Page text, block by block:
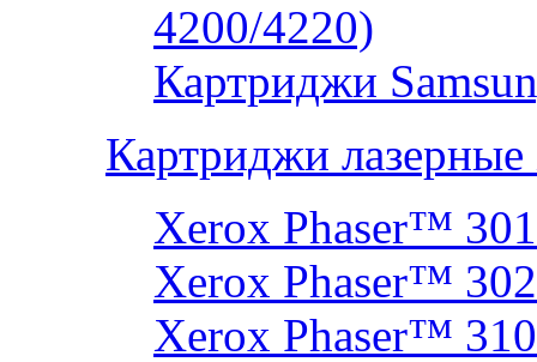
4200/4220)
Картриджи
Картриджи
Xerox Phaser™
Xerox Phaser™
Xerox Phaser™